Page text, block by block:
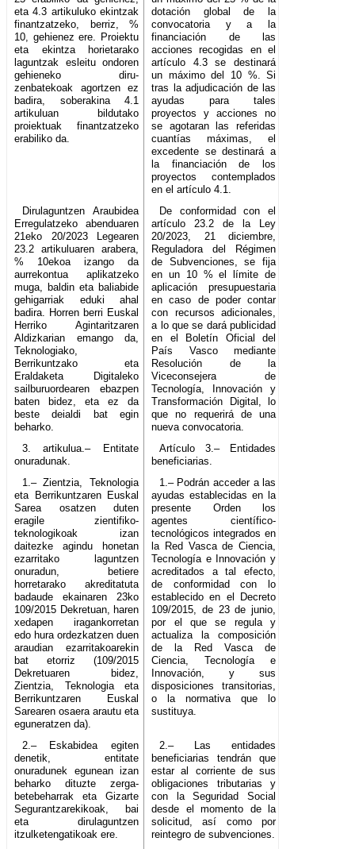
eta 4.3 artikuluko ekintzak
finantzatzeko, berriz, %
10, gehienez ere. Proiektu
eta ekintza horietarako
laguntzak esleitu ondoren
gehieneko diru-
zenbatekoak agortzen ez
badira, soberakina 4.1
artikuluan bildutako
proiektuak finantzatzeko
erabiliko da.
dotación global de la
convocatoria y a la
financiación de las
acciones recogidas en el
artículo 4.3 se destinará
un máximo del 10 %. Si
tras la adjudicación de las
ayudas para tales
proyectos y acciones no
se agotaran las referidas
cuantías máximas, el
excedente se destinará a
la financiación de los
proyectos contemplados
en el artículo 4.1.
Dirulaguntzen Araubidea
Erregulatzeko abenduaren
21eko 20/2023 Legearen
23.2 artikuluaren arabera,
% 10ekoa izango da
aurrekontua aplikatzeko
muga, baldin eta baliabide
gehigarriak eduki ahal
badira. Horren berri Euskal
Herriko Agintaritzaren
Aldizkarian emango da,
Teknologiako,
Berrikuntzako eta
Eraldaketa Digitaleko
sailburuordearen ebazpen
baten bidez, eta ez da
beste deialdi bat egin
beharko.
De conformidad con el
artículo 23.2 de la Ley
20/2023, 21 diciembre,
Reguladora del Régimen
de Subvenciones, se fija
en un 10 % el límite de
aplicación presupuestaria
en caso de poder contar
con recursos adicionales,
a lo que se dará publicidad
en el Boletín Oficial del
País Vasco mediante
Resolución de la
Viceconsejera de
Tecnología, Innovación y
Transformación Digital, lo
que no requerirá de una
nueva convocatoria.
3. artikulua.– Entitate
onuradunak.
Artículo 3.– Entidades
beneficiarias.
1.– Zientzia, Teknologia
eta Berrikuntzaren Euskal
Sarea osatzen duten
eragile zientifiko-
teknologikoak izan
daitezke agindu honetan
ezarritako laguntzen
onuradun, betiere
horretarako akreditatuta
badaude ekainaren 23ko
109/2015 Dekretuan, haren
xedapen iragankorretan
edo hura ordezkatzen duen
araudian ezarritakoarekin
bat etorriz (109/2015
Dekretuaren bidez,
Zientzia, Teknologia eta
Berrikuntzaren Euskal
Sarearen osaera arautu eta
eguneratzen da).
1.– Podrán acceder a las
ayudas establecidas en la
presente Orden los
agentes científico-
tecnológicos integrados en
la Red Vasca de Ciencia,
Tecnología e Innovación y
acreditados a tal efecto,
de conformidad con lo
establecido en el Decreto
109/2015, de 23 de junio,
por el que se regula y
actualiza la composición
de la Red Vasca de
Ciencia, Tecnología e
Innovación, y sus
disposiciones transitorias,
o la normativa que lo
sustituya.
2.– Eskabidea egiten
denetik, entitate
onuradunek egunean izan
beharko dituzte zerga-
betebeharrak eta Gizarte
Segurantzarekikoak, bai
eta dirulaguntzen
itzulketengatikoak ere.
2.– Las entidades
beneficiarias tendrán que
estar al corriente de sus
obligaciones tributarias y
con la Seguridad Social
desde el momento de la
solicitud, así como por
reintegro de subvenciones.